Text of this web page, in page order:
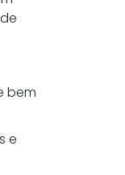
bem
e